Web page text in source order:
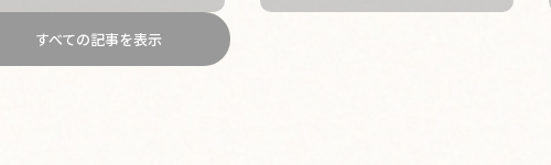
すべての記事を表示